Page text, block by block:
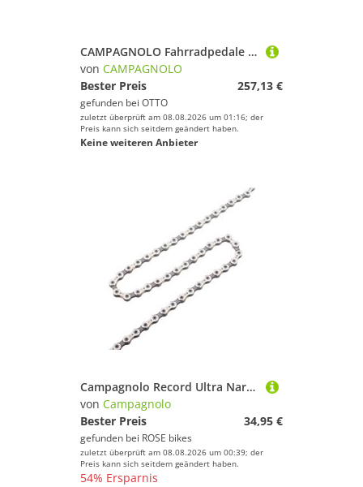
CAMPAGNOLO Fahrradpedale KRG Ekar GT 13s 13-fach, 40Z.,170mm,Q-f.151mm,BCD 104mm
von CAMPAGNOLO
Bester Preis
257,13 €
gefunden bei OTTO
zuletzt überprüft am 08.08.2026 um 01:16; der
Preis kann sich seitdem geändert haben.
Keine weiteren Anbieter
Campagnolo Record Ultra Narrow 10-fach Kette
von Campagnolo
Bester Preis
34,95 €
gefunden bei ROSE bikes
zuletzt überprüft am 08.08.2026 um 00:39; der
Preis kann sich seitdem geändert haben.
54% Ersparnis